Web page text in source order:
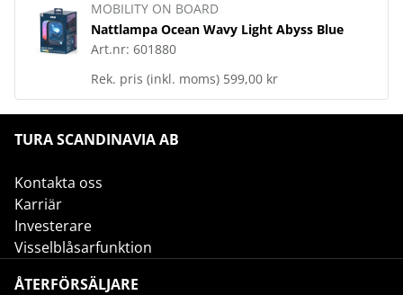
MOBILITY ON BOARD
Nattlampa Ocean Wavy Light Abyss Blue
Art.nr: 601880
Rek. pris (inkl. moms) 599,00 kr
TURA SCANDINAVIA AB
Kontakta oss
Karriär
Investerare
Visselblåsarfunktion
ÅTERFÖRSÄLJARE